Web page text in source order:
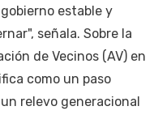
estable y
señala. Sobre la
de Vecinos (AV) en
como un paso
relevo generacional